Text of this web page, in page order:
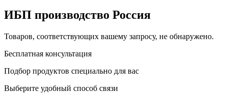
ИБП производство Россия
Товаров, соответствующих вашему запросу, не обнаружено.
Бесплатная консультация
Подбор продуктов специально для вас
Выберите удобный способ связи